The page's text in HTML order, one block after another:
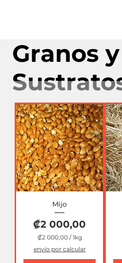
Granos y
Mijo
Precio
₡2 000,00
₡2 000,00 /1kg
2
envío por calcular